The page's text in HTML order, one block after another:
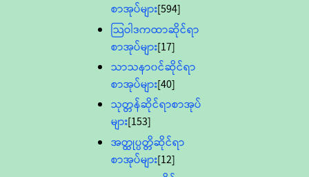
စာအုပ်များ[594]
သြဝါဒကထာဆိုင်ရာ
စာအုပ်များ[17]
သာသနာ၀င်ဆိုင်ရာ
စာအုပ်များ[40]
သုတ္တန်ဆိုင်ရာစာအုပ်
များ[153]
အတ္ထုပ္ပတ္တိဆိုင်ရာ
စာအုပ်များ[12]